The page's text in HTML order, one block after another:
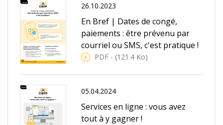
26.10.2023
En Bref | Dates de congé,
paiements : être prévenu par
courriel ou SMS, c'est pratique !
PDF - (121.4 Ko)
05.04.2024
Services en ligne : vous avez
tout à y gagner !